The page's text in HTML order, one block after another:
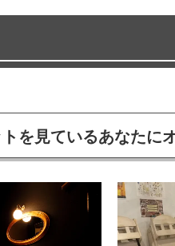
を見ているあなたに